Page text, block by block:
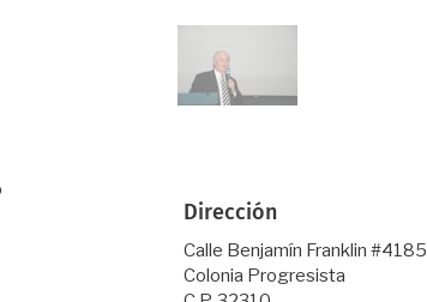
Dirección
Calle Benjamín Franklin #4185
Colonia Progresista